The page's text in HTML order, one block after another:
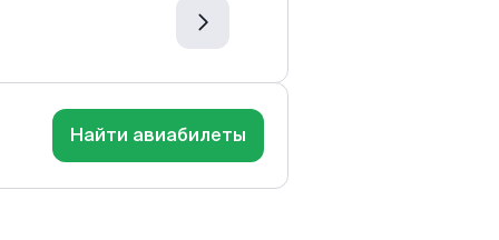
Найти авиабилеты